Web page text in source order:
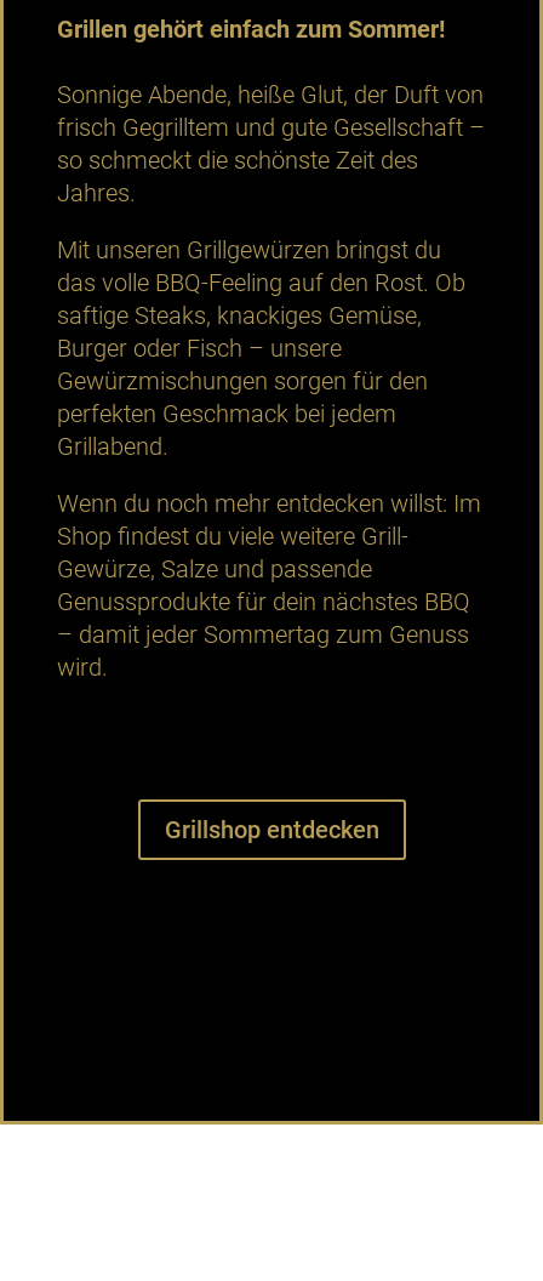
Grillen gehört einfach zum Sommer!
Sonnige Abende, heiße Glut, der Duft von
frisch Gegrilltem und gute Gesellschaft –
so schmeckt die schönste Zeit des
Jahres.
Mit unseren Grillgewürzen bringst du
das volle BBQ-Feeling auf den Rost. Ob
saftige Steaks, knackiges Gemüse,
Burger oder Fisch – unsere
Gewürzmischungen sorgen für den
perfekten Geschmack bei jedem
Grillabend.
Wenn du noch mehr entdecken willst: Im
Shop findest du viele weitere Grill-
Gewürze, Salze und passende
Genussprodukte für dein nächstes BBQ
– damit jeder Sommertag zum Genuss
wird.
Grillshop entdecken